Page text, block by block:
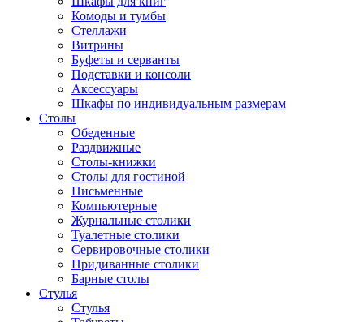
Комоды и тумбы
Стеллажи
Витрины
Буфеты и серванты
Подставки и консоли
Аксессуары
Шкафы по индивидуальным размерам
Столы
Обеденные
Раздвижные
Столы-книжки
Столы для гостиной
Письменные
Компьютерные
Журнальные столики
Туалетные столики
Сервировочные столики
Придиванные столики
Барные столы
Стулья
Стулья